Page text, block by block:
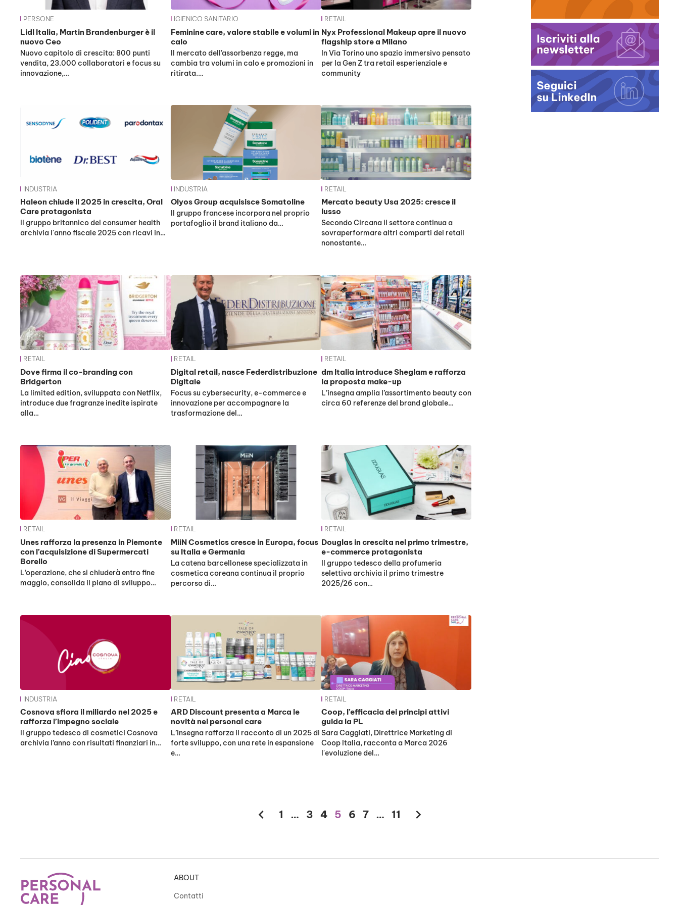
PERSONE
Lidl Italia, Martin Brandenburger è il
nuovo Ceo
Nuovo capitolo di crescita: 800 punti
vendita, 23.000 collaboratori e focus su
innovazione,…
IGIENICO SANITARIO
Feminine care, valore stabile e volumi in
calo
Il mercato dell’assorbenza regge, ma
cambia tra volumi in calo e promozioni in
ritirata.…
RETAIL
Nyx Professional Makeup apre il nuovo
flagship store a Milano
In Via Torino uno spazio immersivo pensato
per la Gen Z tra retail esperienziale e
community
INDUSTRIA
Haleon chiude il 2025 in crescita, Oral
Care protagonista
Il gruppo britannico del consumer health
archivia l'anno fiscale 2025 con ricavi in…
INDUSTRIA
Olyos Group acquisisce Somatoline
Il gruppo francese incorpora nel proprio
portafoglio il brand italiano da…
RETAIL
Mercato beauty Usa 2025: cresce il
lusso
Secondo Circana il settore continua a
sovraperformare altri comparti del retail
nonostante…
RETAIL
Dove firma il co-branding con
Bridgerton
La limited edition, sviluppata con Netflix,
introduce due fragranze inedite ispirate
alla…
RETAIL
Digital retail, nasce Federdistribuzione
Digitale
Focus su cybersecurity, e-commerce e
innovazione per accompagnare la
trasformazione del…
RETAIL
dm Italia introduce Sheglam e rafforza
la proposta make-up
L’insegna amplia l’assortimento beauty con
circa 60 referenze del brand globale…
RETAIL
Unes rafforza la presenza in Piemonte
con l’acquisizione di Supermercati
Borello
L’operazione, che si chiuderà entro fine
maggio, consolida il piano di sviluppo…
RETAIL
MiiN Cosmetics cresce in Europa, focus
su Italia e Germania
La catena barcellonese specializzata in
cosmetica coreana continua il proprio
percorso di…
RETAIL
Douglas in crescita nel primo trimestre,
e-commerce protagonista
Il gruppo tedesco della profumeria
selettiva archivia il primo trimestre
2025/26 con…
INDUSTRIA
Cosnova sfiora il miliardo nel 2025 e
rafforza l’impegno sociale
Il gruppo tedesco di cosmetici Cosnova
archivia l’anno con risultati finanziari in…
RETAIL
ARD Discount presenta a Marca le
novità nel personal care
L’insegna rafforza il racconto di un 2025 di
forte sviluppo, con una rete in espansione
e…
RETAIL
Coop, l’efficacia dei principi attivi
guida la PL
Sara Caggiati, Direttrice Marketing di
Coop Italia, racconta a Marca 2026
l'evoluzione del…
chevron_left 1 … 3 4 5 6 7 … 11 chevron_right
ABOUT
Contatti